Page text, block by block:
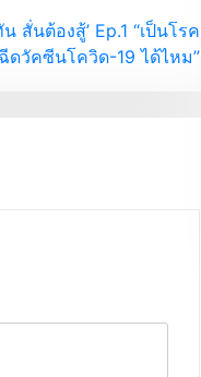
สั่นต้องสู้’ Ep.1 “เป็นโรค
ดวัคซีนโควิด-19 ได้ไหม”